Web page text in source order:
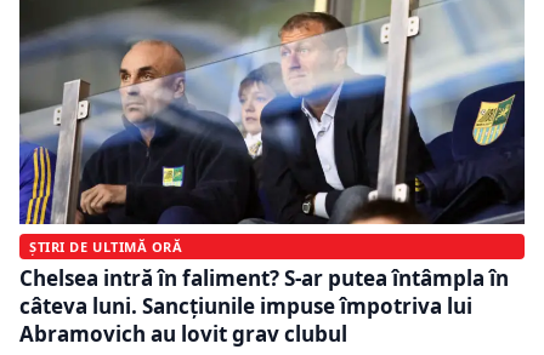
ȘTIRI DE ULTIMĂ ORĂ
Chelsea intră în faliment? S-ar putea întâmpla în
câteva luni. Sancțiunile impuse împotriva lui
Abramovich au lovit grav clubul